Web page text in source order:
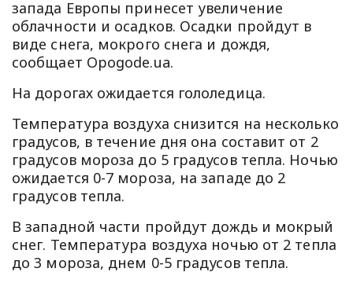
запада Европы принесет увеличение
облачности и осадков. Осадки пройдут в
виде снега, мокрого снега и дождя,
сообщает Opogode.ua.
На дорогах ожидается гололедица.
Температура воздуха снизится на несколько
градусов, в течение дня она составит от 2
градусов мороза до 5 градусов тепла. Ночью
ожидается 0-7 мороза, на западе до 2
градусов тепла.
В западной части пройдут дождь и мокрый
снег. Температура воздуха ночью от 2 тепла
до 3 мороза, днем 0-5 градусов тепла.